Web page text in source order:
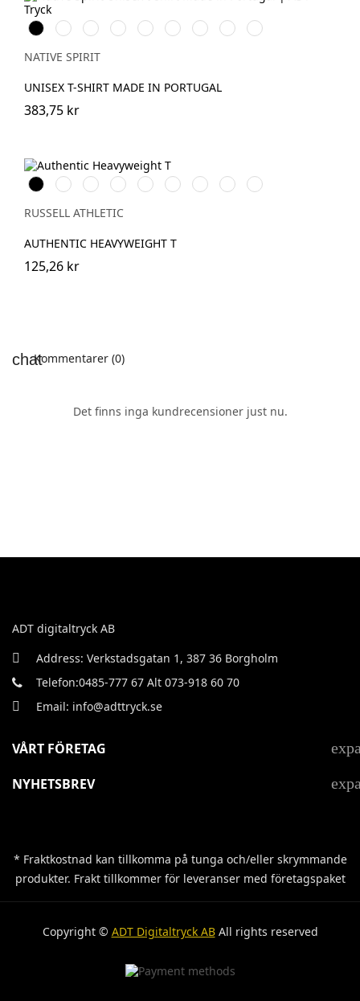
Svart Vit
Navy
Blue
Poppy
Red
Celadon
Green
Amethyst
Blue
Arctic
Blue
Sun
Yellow
Pomelo
NATIVE SPIRIT
UNISEX T-SHIRT MADE IN PORTUGAL
383,75 kr
BlackWhiteFrench
Navy
Bright
Royal
Classic
Red
Tan
Convoy
Grey
Sport
Heather
Petrol
Blue
RUSSELL ATHLETIC
AUTHENTIC HEAVYWEIGHT T
125,26 kr
Kommentarer (0)
Det finns inga kundrecensioner just nu.
ADT digitaltryck AB
Address: Verkstadsgatan 1, 387 36 Borgholm
Telefon:0485-777 67 Alt 073-918 60 70
Email: info@adttryck.se
VÅRT FÖRETAG
NYHETSBREV
* Fraktkostnad kan tillkomma på tunga och/eller skrymmande
produkter. Frakt tillkommer för leveranser med företagspaket
Copyright © ADT Digitaltryck ABAll rights reserved